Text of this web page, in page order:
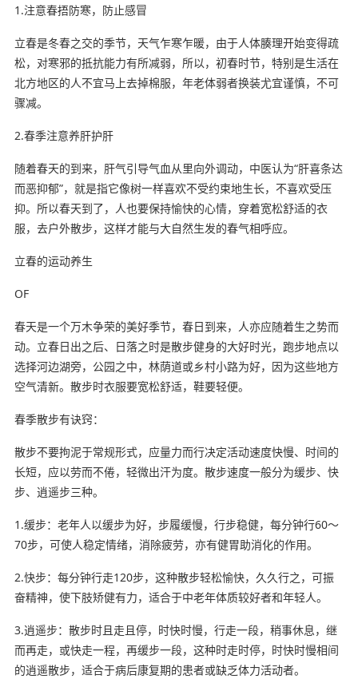
1.注意春捂防寒，防止感冒
立春是冬春之交的季节，天气乍寒乍暖，由于人体腠理开始变得疏
松，对寒邪的抵抗能力有所减弱，所以，初春时节，特别是生活在
北方地区的人不宜马上去掉棉服，年老体弱者换装尤宜谨慎，不可
骤减。
2.春季注意养肝护肝
随着春天的到来，肝气引导气血从里向外调动，中医认为“肝喜条达
而恶抑郁”，就是指它像树一样喜欢不受约束地生长，不喜欢受压
抑。所以春天到了，人也要保持愉快的心情，穿着宽松舒适的衣
服，去户外散步，这样才能与大自然生发的春气相呼应。
立春的运动养生
OF
春天是一个万木争荣的美好季节，春日到来，人亦应随着生之势而
动。立春日出之后、日落之时是散步健身的大好时光，跑步地点以
选择河边湖旁，公园之中，林荫道或乡村小路为好，因为这些地方
空气清新。散步时衣服要宽松舒适，鞋要轻便。
春季散步有诀窍：
散步不要拘泥于常规形式，应量力而行决定活动速度快慢、时间的
长短，应以劳而不倦，轻微出汗为度。散步速度一般分为缓步、快
步、逍遥步三种。
1.缓步：老年人以缓步为好，步履缓慢，行步稳健，每分钟行60～
70步，可使人稳定情绪，消除疲劳，亦有健胃助消化的作用。
2.快步：每分钟行走120步，这种散步轻松愉快，久久行之，可振
奋精神，使下肢矫健有力，适合于中老年体质较好者和年轻人。
3.逍遥步：散步时且走且停，时快时慢，行走一段，稍事休息，继
而再走，或快走一程，再缓步一段，这种时走时停，时快时慢相间
的逍遥散步，适合于病后康复期的患者或缺乏体力活动者。